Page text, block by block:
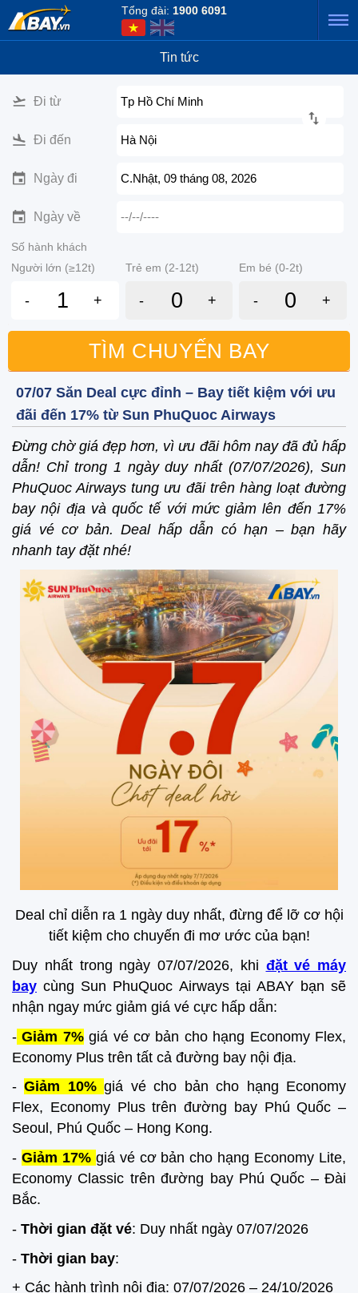
Tổng đài: 1900 6091
Tin tức
Đi từ Tp Hồ Chí Minh
Đi đến Hà Nội
Ngày đi C.Nhật, 09 tháng 08, 2026
Ngày về --/--/----
Số hành khách
Người lớn (≥12t)
Trẻ em (2-12t) Em bé (0-2t)
- + - + - +
TÌM CHUYẾN BAY
07/07 Săn Deal cực đỉnh – Bay tiết kiệm với ưu
đãi đến 17% từ Sun PhuQuoc Airways
Đừng chờ giá đẹp hơn, vì ưu đãi hôm nay đã đủ hấp
dẫn! Chỉ trong 1 ngày duy nhất (07/07/2026), Sun
PhuQuoc Airways tung ưu đãi trên hàng loạt đường
bay nội địa và quốc tế với mức giảm lên đến 17%
giá vé cơ bản. Deal hấp dẫn có hạn – bạn hãy
nhanh tay đặt nhé!
Deal chỉ diễn ra 1 ngày duy nhất, đừng để lỡ cơ hội
tiết kiệm cho chuyến đi mơ ước của bạn!
Duy nhất trong ngày 07/07/2026, khi đặt vé máy
bay cùng Sun PhuQuoc Airways tại ABAY bạn sẽ
nhận ngay mức giảm giá vé cực hấp dẫn:
- Giảm 7%giá vé cơ bản cho hạng Economy Flex,
Economy Plus trên tất cả đường bay nội địa.
-Giảm 10% giá vé cho bản cho hạng Economy
Flex, Economy Plus trên đường bay Phú Quốc –
Seoul, Phú Quốc – Hong Kong.
- Giảm 17% giá vé cơ bản cho hạng Economy Lite,
Economy Classic trên đường bay Phú Quốc – Đài
Bắc.
- Thời gian đặt vé: Duy nhất ngày 07/07/2026
- Thời gian bay:
+ Các hành trình nội địa: 07/07/2026 – 24/10/2026